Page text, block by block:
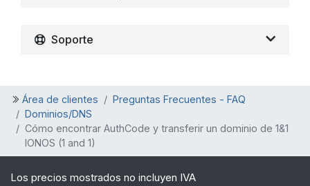
Soporte
Área de clientes
Preguntas Frecuentes - FAQ
Dominios/DNS
Cómo encontrar AuthCode y transferir un dominio de 1&1
IONOS (1 and 1)
Los precios mostrados no incluyen IVA